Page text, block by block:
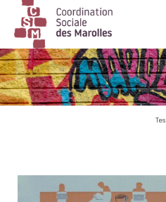
Main Navigation